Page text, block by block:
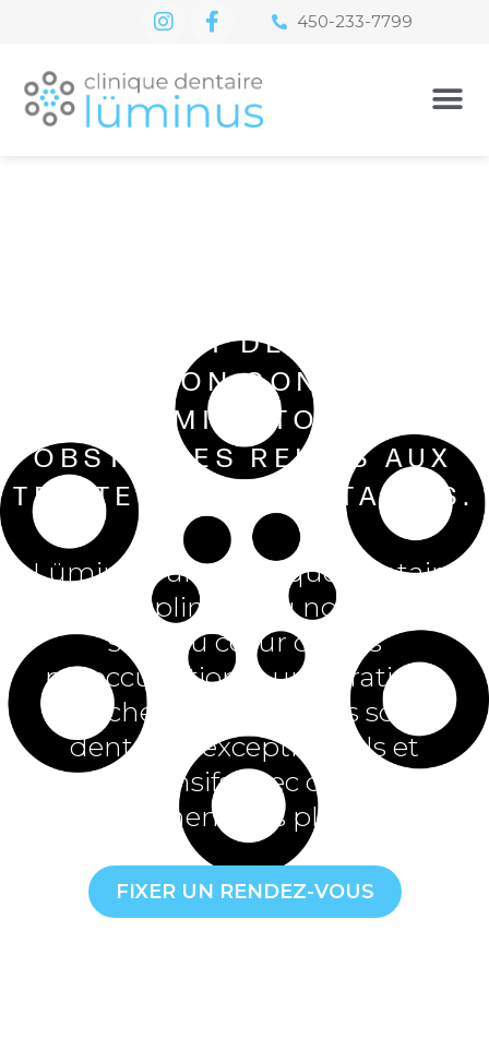
450-233-7799
UN CABINET DENTAIRE EN
ÉVOLUTION CONSTANTE
QUI ÉLIMINE TOUS LES
OBSTACLES RELIÉS AUX
TRAITEMENTS DENTAIRES.
Lüminus, une pratique dentaire
multidisciplinaire où nos patients
sont au cœur de nos
préoccupations ; une pratique
qui cherche à offrir des soins
dentaires exceptionnels et
compréhensifs avec des critères
de traitements les plus élevés.
FIXER UN RENDEZ-VOUS